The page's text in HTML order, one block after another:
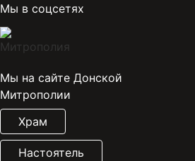
Мы в соцсетях
Мы на сайте Донской
Митрополии
Храм
Настоятель